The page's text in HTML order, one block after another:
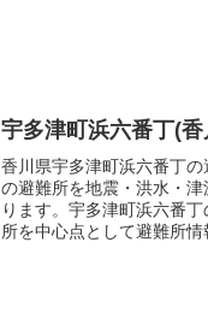
宇多津町浜六番丁(
香川県宇多津町浜六番丁
の避難所を地震・洪水・
ります。宇多津町浜六番
所を中心点として避難所情